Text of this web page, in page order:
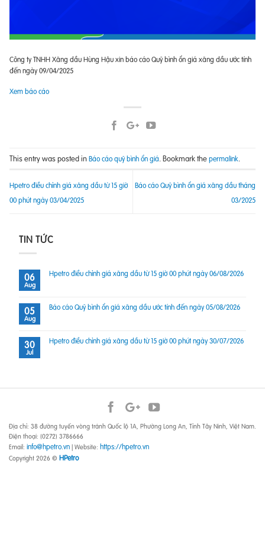
TIN TỨC
06
Aug
Hpetro điều chỉnh giá xăng dầu từ 15 giờ 00 phút ngày 06/08/2026
05
Aug
Báo cáo Quỹ bình ổn giá xăng dầu ước tính đến ngày 05/08/2026
30
Jul
Hpetro điều chỉnh giá xăng dầu từ 15 giờ 00 phút ngày 30/07/2026
Công ty TNHH Xăng dầu Hùng Hậu xin báo cáo Quỹ bình ổn giá xăng dầu ước tính
đến ngày 09/04/2025
Xem báo cáo
This entry was posted inBáo cáo quỹ bình ổn giá. Bookmark thepermalink.
Hpetro điều chỉnh giá xăng dầu từ 15 giờ
00 phút ngày 03/04/2025
Báo cáo Quỹ bình ổn giá xăng dầu tháng
03/2025
Địa chỉ: 38 đường tuyến vòng tránh Quốc lộ 1A, Phường Long An, Tỉnh Tây Ninh, Việt Nam.
Điện thoại: (0272) 3786666
Email: info@hpetro.vn | Website: https://hpetro.vn
Copyright 2026 © HPetro